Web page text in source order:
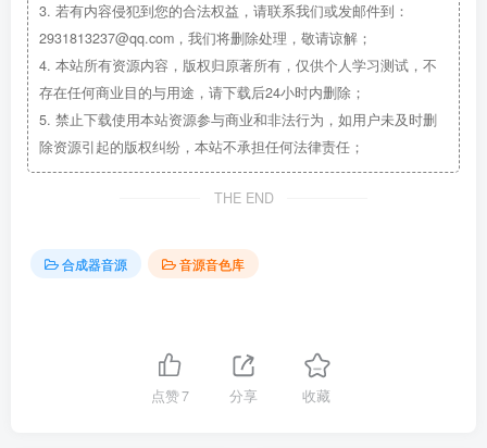
3. 若有内容侵犯到您的合法权益，请联系我们或发邮件到：
2931813237@qq.com，我们将删除处理，敬请谅解；
4. 本站所有资源内容，版权归原著所有，仅供个人学习测试，不
存在任何商业目的与用途，请下载后24小时内删除；
5. 禁止下载使用本站资源参与商业和非法行为，如用户未及时删
除资源引起的版权纠纷，本站不承担任何法律责任；
THE END
合成器音源 音源音色库
点赞7 分享 收藏